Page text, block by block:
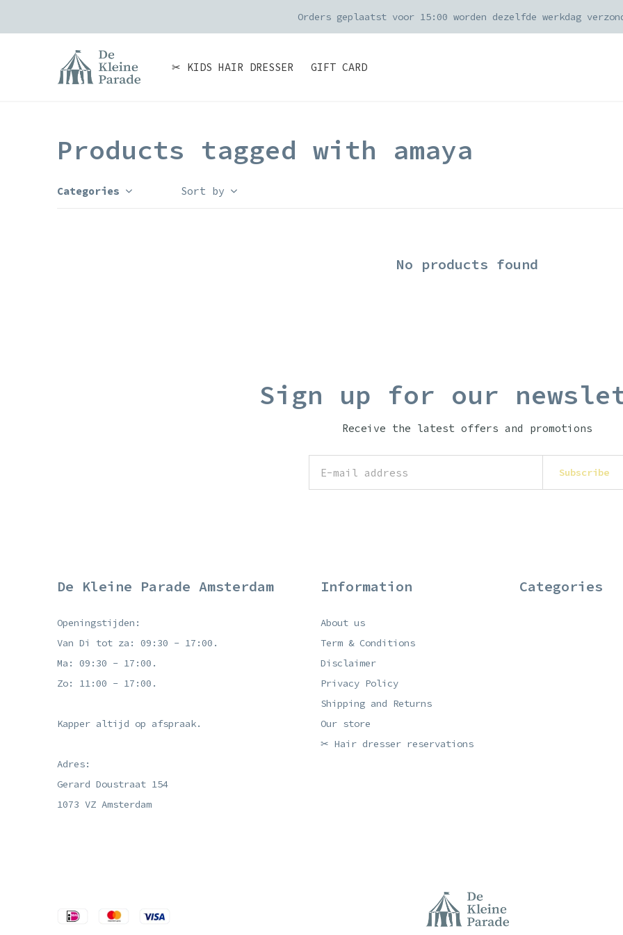
✂ KIDS HAIR DRESSER GIFT CARD
Orders geplaatst voor 15:00 worden dezelfde werkdag
Products tagged with amaya
Categories Sort by
No products found
Sign up for our
Receive the latest offers and promotions
Subscribe
De Kleine Parade Amsterdam
Openingstijden:
Van Di tot za: 09:30 - 17:00.
Ma: 09:30 - 17:00.
Zo: 11:00 - 17:00.
Kapper altijd op afspraak.
Adres:
Gerard Doustraat 154
1073 VZ Amsterdam
Information
About us
Term & Conditions
Disclaimer
Privacy Policy
Shipping and Returns
Our store
✂ Hair dresser reservations
Categories